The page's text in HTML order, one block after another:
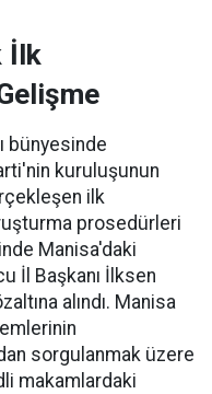
İlk
bünyesinde
kuruluşunun
ilk
prosedürleri
Manisa'daki
İl Başkanı İlksen
alındı. Manisa
sorgulanmak üzere
makamlardaki